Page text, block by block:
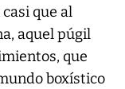
que al
aquel púgil
que
boxístico